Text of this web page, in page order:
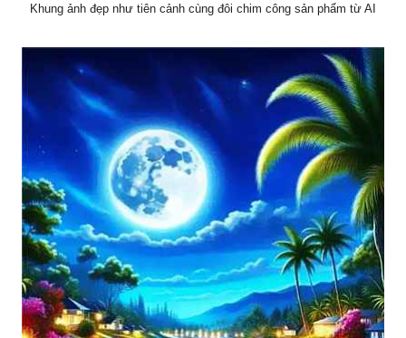
Khung ảnh đẹp như tiên cảnh cùng đôi chim công sản phẩm từ AI